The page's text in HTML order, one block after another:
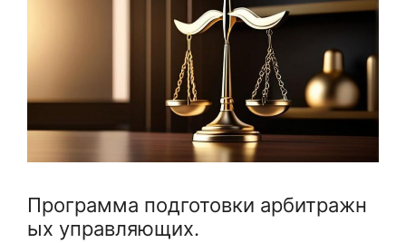
Программа подготовки арбитражн
ых управляющих.